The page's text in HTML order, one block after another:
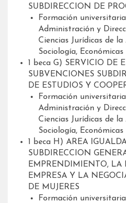
SUBDIRECCION DE
Formación
Administración y
Ciencias Jurídicas de
Sociología,
1 beca G) SERVICIO DE
SUBVENCIONES
DE ESTUDIOS Y
Formación
Administración y
Ciencias Jurídicas de
Sociología,
1 beca H) AREA
SUBDIRECCION
EMPRENDIMIENTO, LA
EMPRESA Y LA
DE MUJERES
Formación